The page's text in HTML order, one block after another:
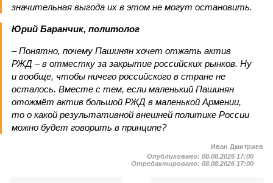
значительная выгода их в этом не могут остановить.
Юрий Баранчик, политолог
– Понятно, почему Пашинян хочет отжать актив
РЖД – в отместку за закрытие российских рынков. Ну
и вообще, чтобы ничего российского в стране не
осталось. Вместе с тем, если маленький Пашинян
отожмёт актив большой РЖД в маленькой Армении,
то о какой результативной внешней политике России
можно будет говорить в принципе?
Иван Дмитриев
Опубликовано: 08.08.2026 17:00
Отредактировано: 08.08.2026 17:00